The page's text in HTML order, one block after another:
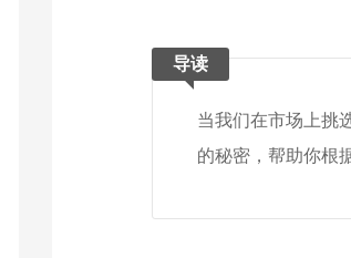
导读
当我们在市场上挑
的秘密，帮助你根